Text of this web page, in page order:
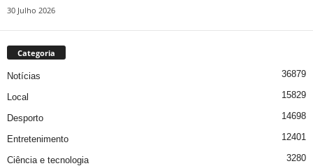
30 Julho 2026
Categoria
Notícias 36879
Local 15829
Desporto 14698
Entretenimento 12401
Ciência e tecnologia 3280